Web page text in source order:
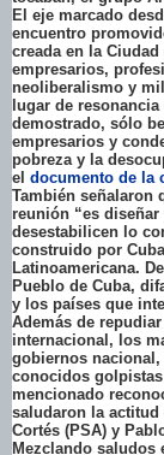
El eje marcado
encuentro
creada en la
empresarios,
neoliberalismo y
lugar de
demostrado, sólo
empresarios y
pobreza y la
el documento de la
También señalaron
reunión “es
desestabilicen lo
construido por
Latinoamericana.
Pueblo de Cuba,
y los países que
Además de
internacional, los
gobiernos
conocidos golpistas
mencionado
saludaron la
Cortés (PSA) y
Mezclando saludos